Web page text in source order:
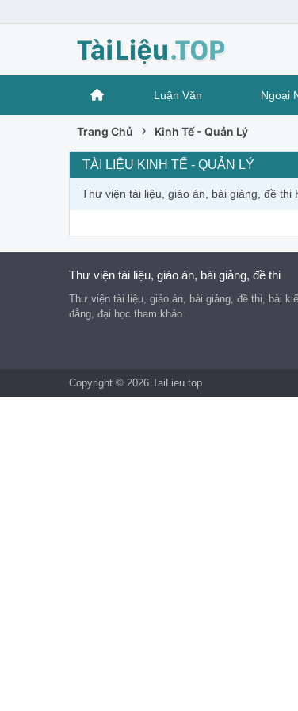
Luận Văn Ngoại
Trang Chủ › Kinh Tế - Quản Lý
TÀI LIỆU KINH TẾ - QUẢN LÝ
Thư viện tài liệu, giáo án, bài giảng, đề thi
Thư viện tài liệu, giáo án, bài giảng, đề thi
Thư viện tài liệu, giáo án, bài giảng, đề thi, bài
đẳng, đại học tham khảo.
Copyright © 2026 TaiLieu.top